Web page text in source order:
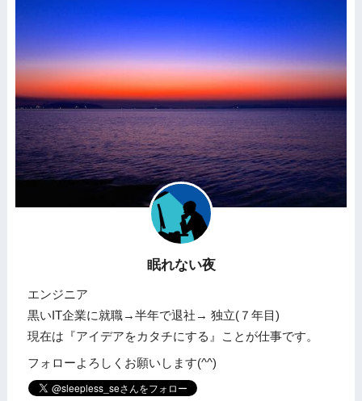
眠れない夜
エンジニア
黒いIT企業に就職→半年で退社→ 独立(７年目)
現在は『アイデアをカタチにする』ことが仕事です。
フォローよろしくお願いします(^^)